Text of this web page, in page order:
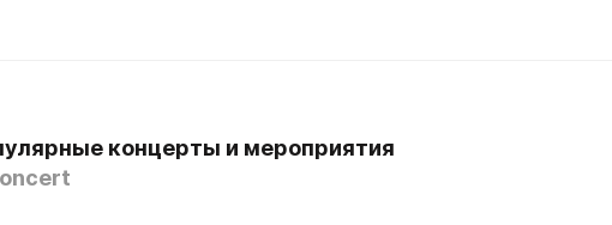
концерты и мероприятия